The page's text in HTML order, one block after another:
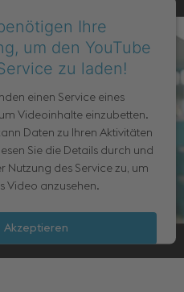
Ihre
um den YouTube
zu laden!
einen Service eines
Videoinhalte einzubetten.
Daten zu Ihren Aktivitäten
Sie die Details durch und
Nutzung des Service zu, um
Video anzusehen.
Akzeptieren